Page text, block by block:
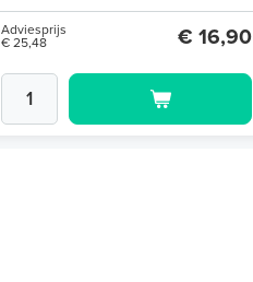
Adviesprijs
€ 25,48
€ 16,90